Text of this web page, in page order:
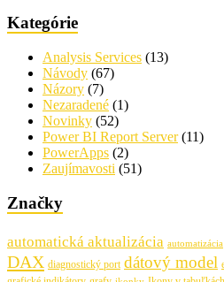
Kategórie
Analysis Services (13)
Návody (67)
Názory (7)
Nezaradené (1)
Novinky (52)
Power BI Report Server(11)
PowerApps (2)
Zaujímavosti (51)
Značky
automatická aktualizácia automatizácia
DAX diagnostický port dátový model